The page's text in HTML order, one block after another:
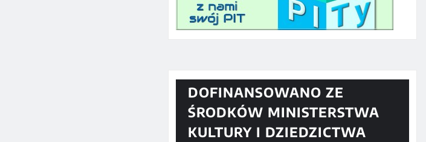
DOFINANSOWANO ZE
ŚRODKÓW MINISTERSTWA
KULTURY I DZIEDZICTWA